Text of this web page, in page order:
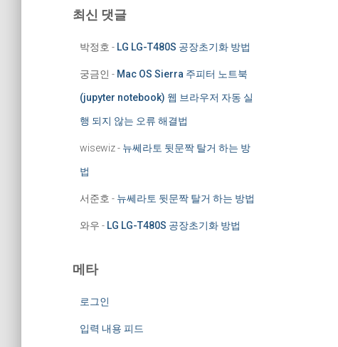
최신 댓글
박정호 - LG LG-T480S 공장초기화 방법
궁금인 - Mac OS Sierra 주피터 노트북
(jupyter notebook) 웹 브라우저 자동 실
행 되지 않는 오류 해결법
wisewiz- 뉴쎄라토 뒷문짝 탈거 하는 방
법
서준호 - 뉴쎄라토 뒷문짝 탈거 하는 방법
와우 - LG LG-T480S 공장초기화 방법
메타
로그인
입력 내용 피드